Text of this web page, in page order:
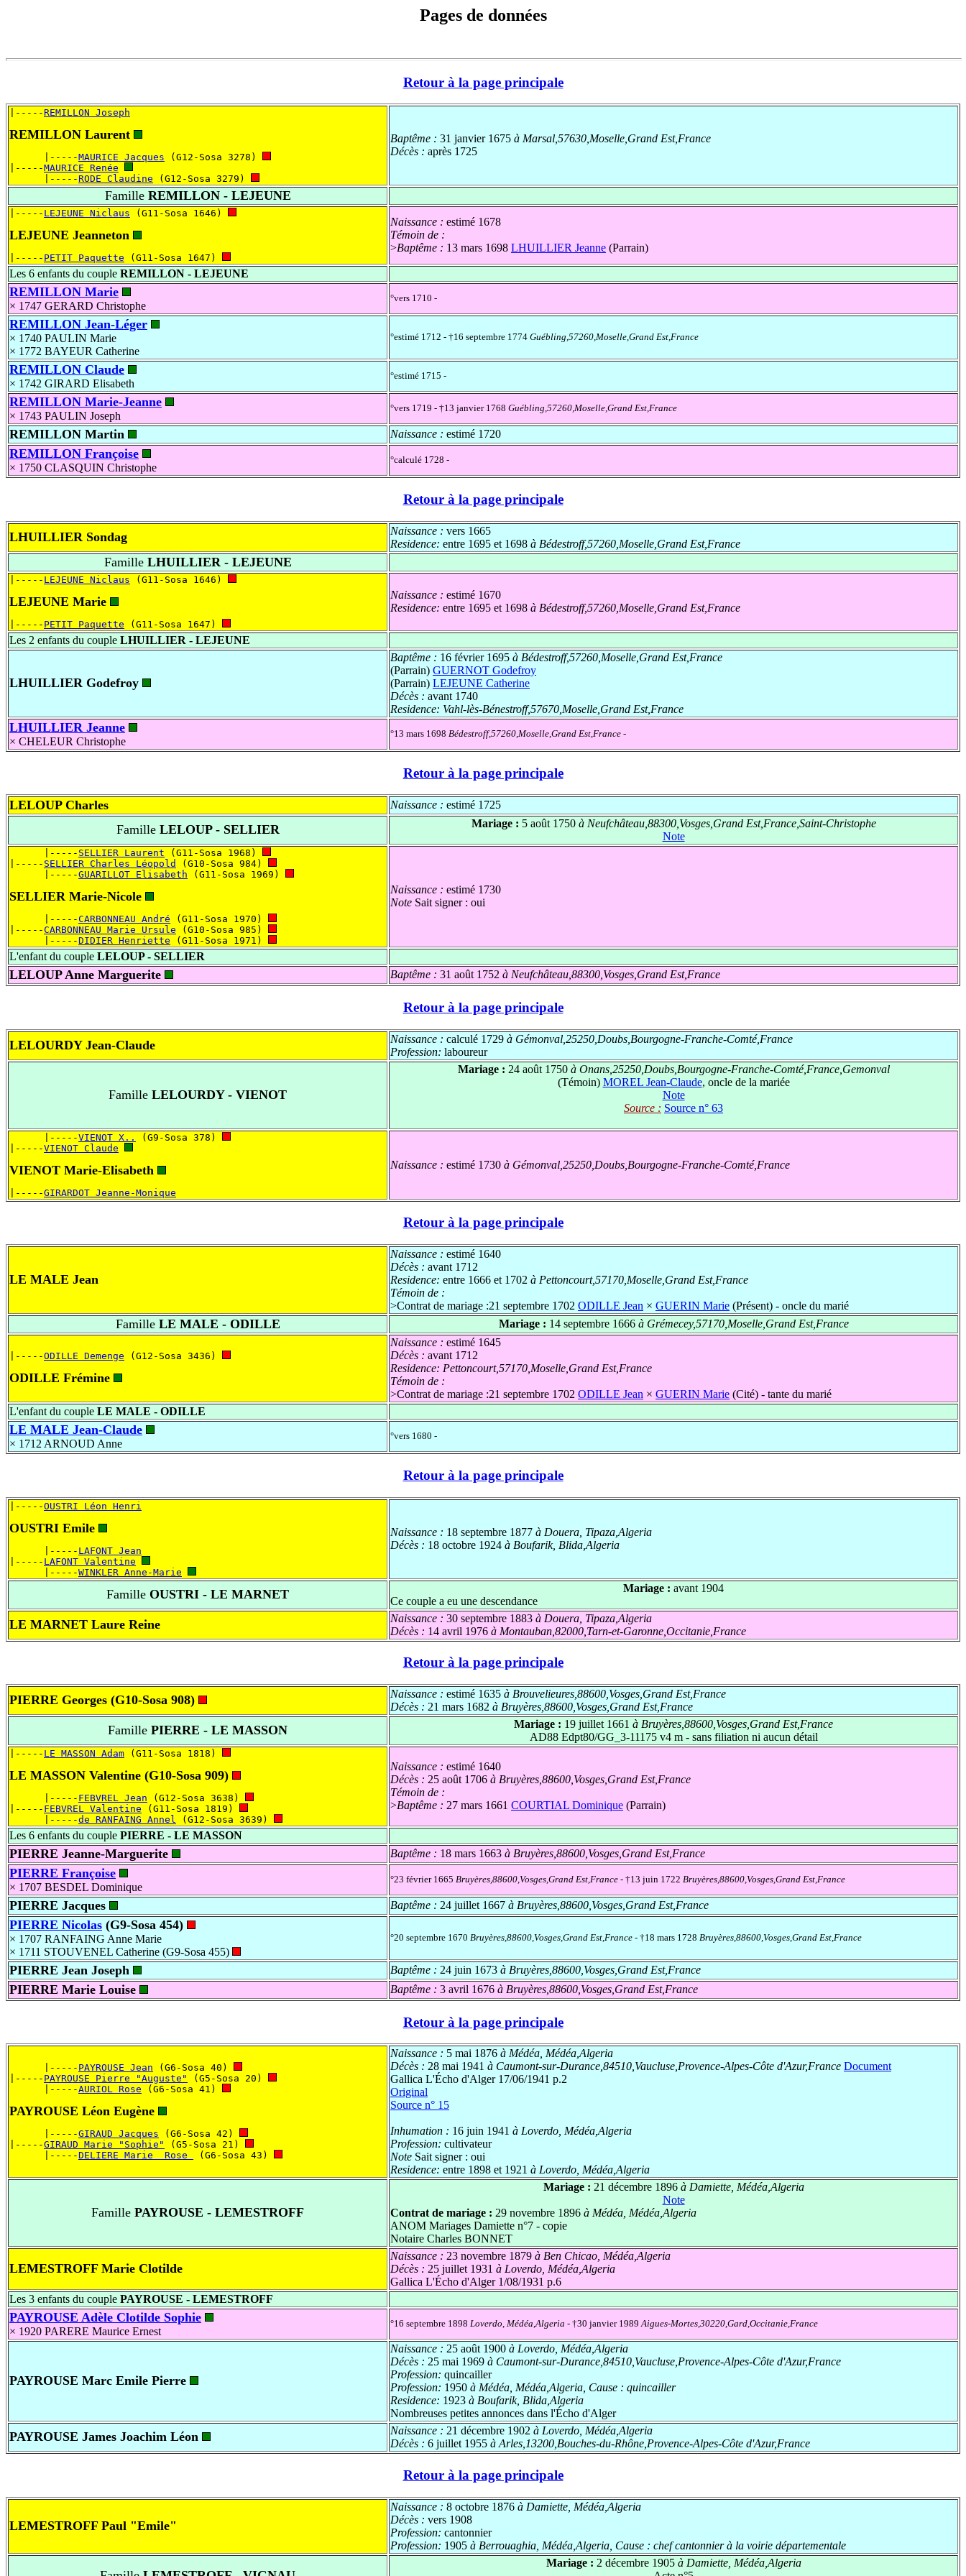
Pages de données
Retour à la page principale
|-----REMILLON Joseph
REMILLON Laurent
      |-----
MAURICE Jacques (G12-Sosa 3278)
|-----MAURICE Renée
      |-----
RODE Claudine (G12-Sosa 3279)
Baptême : 31 janvier 1675 à Marsal,57630,Moselle,Grand Est,France
Décès : après 1725
FamilleREMILLON - LEJEUNE
|----- LEJEUNE Niclaus (G11-Sosa 1646)
LEJEUNE Jeanneton
|----- PETIT Paquette (G11-Sosa 1647)
Naissance : estimé 1678
Témoin de :
>Baptême : 13 mars 1698 LHUILLIER Jeanne (Parrain)
Les 6 enfants du couple REMILLON - LEJEUNE
REMILLON Marie
× 1747 GERARD Christophe
°vers 1710 -
REMILLON Jean-Léger
× 1740 PAULIN Marie
× 1772 BAYEUR Catherine
°estimé 1712 - †16 septembre 1774 Guébling,57260,Moselle,Grand Est,France
REMILLON Claude
× 1742 GIRARD Elisabeth
°estimé 1715 -
REMILLON Marie-Jeanne
× 1743 PAULIN Joseph
°vers 1719 - †13 janvier 1768 Guébling,57260,Moselle,Grand Est,France
REMILLON Martin Naissance : estimé 1720
REMILLON Françoise
× 1750 CLASQUIN Christophe
°calculé 1728 -
Retour à la page principale
LHUILLIER Sondag Naissance : vers 1665
Residence: entre 1695 et 1698 à Bédestroff,57260,Moselle,Grand Est,France
FamilleLHUILLIER - LEJEUNE
|----- LEJEUNE Niclaus (G11-Sosa 1646)
LEJEUNE Marie
|----- PETIT Paquette (G11-Sosa 1647)
Naissance : estimé 1670
Residence: entre 1695 et 1698 à Bédestroff,57260,Moselle,Grand Est,France
Les 2 enfants du couple LHUILLIER - LEJEUNE
LHUILLIER Godefroy
Baptême : 16 février 1695 à Bédestroff,57260,Moselle,Grand Est,France
(Parrain) GUERNOT Godefroy
(Parrain) LEJEUNE Catherine
Décès : avant 1740
Residence: Vahl-lès-Bénestroff,57670,Moselle,Grand Est,France
LHUILLIER Jeanne
× CHELEUR Christophe
°13 mars 1698 Bédestroff,57260,Moselle,Grand Est,France -
Retour à la page principale
LELOUP Charles Naissance : estimé 1725
FamilleLELOUP - SELLIER Mariage : 5 août 1750à Neufchâteau,88300,Vosges,Grand Est,France,Saint-Christophe
Note
      |-----
SELLIER Laurent (G11-Sosa 1968)
|----- SELLIER Charles Léopold
(G10-Sosa 984)
      |-----
GUARILLOT Elisabeth (G11-Sosa 1969)
SELLIER Marie-Nicole
      |-----
CARBONNEAU André (G11-Sosa 1970)
|-----CARBONNEAU Marie Ursule (G10-Sosa 985)
      |-----
DIDIER Henriette (G11-Sosa 1971)
Naissance : estimé 1730
Note Sait signer : oui
L'enfant du couple LELOUP - SELLIER
LELOUP Anne Marguerite Baptême : 31 août 1752 à Neufchâteau,88300,Vosges,Grand Est,France
Retour à la page principale
LELOURDY Jean-Claude Naissance : calculé 1729 à Gémonval,25250,Doubs,Bourgogne-Franche-Comté,France
Profession: laboureur
Famille LELOURDY - VIENOT
Mariage : 24 août 1750à Onans,25250,Doubs,Bourgogne-Franche-Comté,France,Gemonval
(Témoin) MOREL Jean-Claude, oncle de la mariée
Note
Source : Source n° 63
      |-----
VIENOT X..
(G9-Sosa 378)
|-----VIENOT Claude
VIENOT Marie-Elisabeth
|-----GIRARDOT Jeanne-Monique
Naissance : estimé 1730 à Gémonval,25250,Doubs,Bourgogne-Franche-Comté,France
Retour à la page principale
LE MALE Jean
Naissance : estimé 1640
Décès : avant 1712
Residence: entre 1666 et 1702 à Pettoncourt,57170,Moselle,Grand Est,France
Témoin de :
>Contrat de mariage :21 septembre 1702 ODILLE Jean × GUERIN Marie (Présent) - oncle du marié
FamilleLE MALE - ODILLE Mariage : 14 septembre 1666à Grémecey,57170,Moselle,Grand Est,France
|-----ODILLE Demenge (G12-Sosa 3436)
ODILLE Frémine
Naissance : estimé 1645
Décès : avant 1712
Residence: Pettoncourt,57170,Moselle,Grand Est,France
Témoin de :
>Contrat de mariage :21 septembre 1702 ODILLE Jean × GUERIN Marie (Cité) - tante du marié
L'enfant du couple LE MALE - ODILLE
LE MALE Jean-Claude
× 1712 ARNOUD Anne
°vers 1680 -
Retour à la page principale
|-----OUSTRI Léon Henri
OUSTRI Emile
      |-----
LAFONT Jean
|----- LAFONT Valentine
      |-----
WINKLER Anne-Marie
Naissance : 18 septembre 1877 à Douera, Tipaza,Algeria
Décès : 18 octobre 1924 à Boufarik, Blida,Algeria
Famille OUSTRI - LE MARNET Mariage : avant 1904
Ce couple a eu une descendance
LE MARNET Laure Reine Naissance : 30 septembre 1883 à Douera, Tipaza,Algeria
Décès : 14 avril 1976 à Montauban,82000,Tarn-et-Garonne,Occitanie,France
Retour à la page principale
PIERRE Georges (G10-Sosa 908) Naissance : estimé 1635 à Brouvelieures,88600,Vosges,Grand Est,France
Décès : 21 mars 1682 à Bruyères,88600,Vosges,Grand Est,France
Famille PIERRE - LE MASSON Mariage : 19 juillet 1661 à Bruyères,88600,Vosges,Grand Est,France
AD88 Edpt80/GG_3-11175 v4 m - sans filiation ni aucun détail
|----- LE MASSON Adam (G11-Sosa 1818)
LE MASSON Valentine (G10-Sosa 909)
      |-----
FEBVREL Jean (G12-Sosa 3638)
|----- FEBVREL Valentine (G11-Sosa 1819)
      |-----
de RANFAING Annel (G12-Sosa 3639)
Naissance : estimé 1640
Décès : 25 août 1706 à Bruyères,88600,Vosges,Grand Est,France
Témoin de :
>Baptême : 27 mars 1661 COURTIAL Dominique (Parrain)
Les 6 enfants du couple PIERRE - LE MASSON
PIERRE Jeanne-Marguerite Baptême : 18 mars 1663 à Bruyères,88600,Vosges,Grand Est,France
PIERRE Françoise
× 1707 BESDEL Dominique
°23 février 1665 Bruyères,88600,Vosges,Grand Est,France - †13 juin 1722 Bruyères,88600,Vosges,Grand Est,France
PIERRE Jacques Baptême : 24 juillet 1667 à Bruyères,88600,Vosges,Grand Est,France
PIERRE Nicolas (G9-Sosa 454)
× 1707 RANFAING Anne Marie
× 1711 STOUVENEL Catherine (G9-Sosa 455)
°20 septembre 1670 Bruyères,88600,Vosges,Grand Est,France - †18 mars 1728 Bruyères,88600,Vosges,Grand Est,France
PIERRE Jean Joseph Baptême : 24 juin 1673 à Bruyères,88600,Vosges,Grand Est,France
PIERRE Marie Louise Baptême : 3 avril 1676 à Bruyères,88600,Vosges,Grand Est,France
Retour à la page principale
      |-----
PAYROUSE Jean (G6-Sosa 40)
|----- PAYROUSE Pierre "Auguste"
(G5-Sosa 20)
      |-----
AURIOL Rose (G6-Sosa 41)
PAYROUSE Léon Eugène
      |-----
GIRAUD Jacques (G6-Sosa 42)
|-----GIRAUD Marie "Sophie"
(G5-Sosa 21)
      |-----
DELIERE Marie  Rose (G6-Sosa 43)
Naissance : 5 mai 1876 à Médéa, Médéa,Algeria
Décès : 28 mai 1941 à Caumont-sur-Durance,84510,Vaucluse,Provence-Alpes-Côte d'Azur,France Document
Gallica L'Écho d'Alger 17/06/1941 p.2
Original
Source n° 15
Inhumation : 16 juin 1941 à Loverdo, Médéa,Algeria
Profession: cultivateur
Note Sait signer : oui
Residence: entre 1898 et 1921 à Loverdo, Médéa,Algeria
Famille PAYROUSE - LEMESTROFF
Mariage : 21 décembre 1896à Damiette, Médéa,Algeria
Note
Contrat de mariage : 29 novembre 1896 à Médéa, Médéa,Algeria
ANOM Mariages Damiette n°7 - copie
Notaire Charles BONNET
LEMESTROFF Marie Clotilde
Naissance : 23 novembre 1879 à Ben Chicao, Médéa,Algeria
Décès : 25 juillet 1931 à Loverdo, Médéa,Algeria
Gallica L'Écho d'Alger 1/08/1931 p.6
Les 3 enfants du couple PAYROUSE - LEMESTROFF
PAYROUSE Adèle Clotilde Sophie
× 1920 PARERE Maurice Ernest
°16 septembre 1898 Loverdo, Médéa,Algeria - †30 janvier 1989Aigues-Mortes,30220,Gard,Occitanie,France
PAYROUSE Marc Emile Pierre
Naissance : 25 août 1900 à Loverdo, Médéa,Algeria
Décès : 25 mai 1969 à Caumont-sur-Durance,84510,Vaucluse,Provence-Alpes-Côte d'Azur,France
Profession: quincailler
Profession: 1950 à Médéa, Médéa,Algeria, Cause : quincailler
Residence: 1923 à Boufarik, Blida,Algeria
Nombreuses petites annonces dans l'Écho d'Alger
PAYROUSE James Joachim Léon Naissance : 21 décembre 1902 à Loverdo, Médéa,Algeria
Décès : 6 juillet 1955 à Arles,13200,Bouches-du-Rhône,Provence-Alpes-Côte d'Azur,France
Retour à la page principale
LEMESTROFF Paul "Emile"
Naissance : 8 octobre 1876 à Damiette, Médéa,Algeria
Décès : vers 1908
Profession: cantonnier
Profession: 1905 à Berrouaghia, Médéa,Algeria Cause : chef cantonnier à la voirie départementale
Mariage : 2 décembre 1905à Damiette, Médéa,Algeria